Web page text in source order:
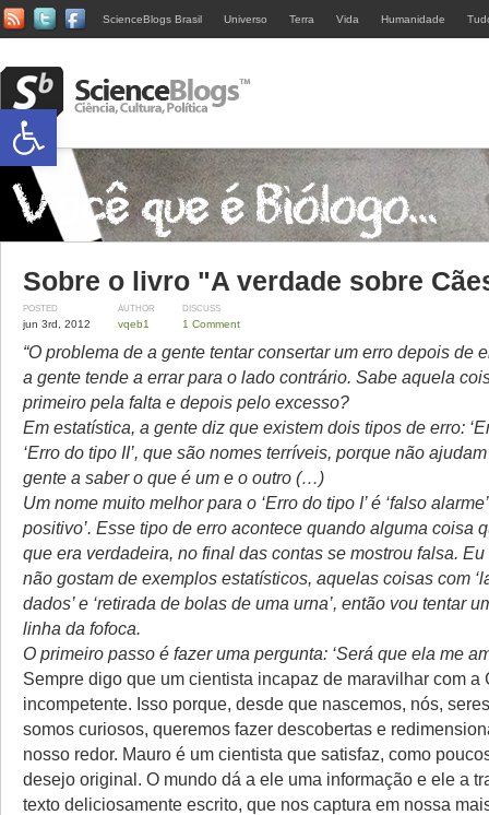
ScienceBlogs Brasil Universo Terra Vida Humanidade
Sobre o livro "A verdade sobre
POSTED
jun 3rd, 2012
AUTHOR
vqeb1
DISCUSS
1 Comment
“O problema de a gente tentar consertar um erro depois de
a gente tende a errar para o lado contrário. Sabe aquela
primeiro pela falta e depois pelo excesso?
Em estatística, a gente diz que existem dois tipos de erro:
‘Erro do tipo II’, que são nomes terríveis, porque não
gente a saber o que é um e o outro (…)
Um nome muito melhor para o ‘Erro do tipo I’ é ‘falso
positivo’. Esse tipo de erro acontece quando alguma coisa
que era verdadeira, no final das contas se mostrou falsa.
não gostam de exemplos estatísticos, aquelas coisas com
dados’ e ‘retirada de bolas de uma urna’, então vou tentar
linha da fofoca.
O primeiro passo é fazer uma pergunta: ‘Será que ela me
Sempre digo que um cientista incapaz de maravilhar com a
incompetente. Isso porque, desde que nascemos, nós,
somos curiosos, queremos fazer descobertas e
nosso redor. Mauro é um cientista que satisfaz, como
desejo original. O mundo dá a ele uma informação e ele a
texto deliciosamente escrito, que nos captura em nossa
Abrir a barra de ferramentas